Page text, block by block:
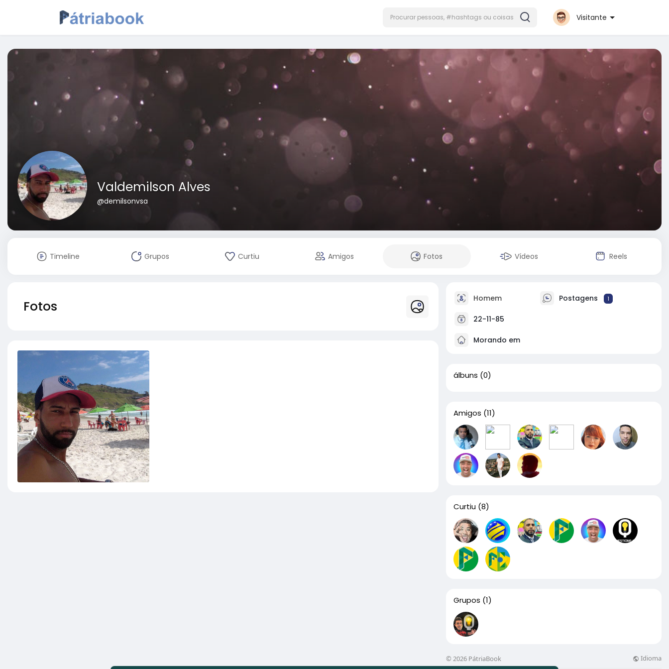
Visitante
Valdemilson Alves
@demilsonvsa
Timeline Grupos Curtiu Amigos Fotos Vídeos Reels
Fotos Homem Postagens 1
22-11-85
Morando em
álbuns (0)
Amigos (11)
Curtiu (8)
Grupos (1)
© 2026 PátriaBook Idioma